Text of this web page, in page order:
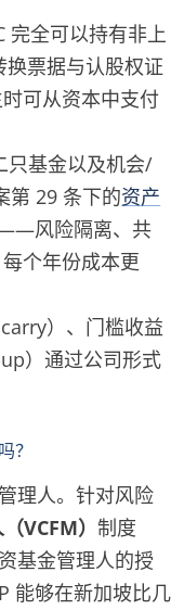
完全可以持有非上
换票据与认股权证
可从资本中支付
只基金以及机会/
第 29 条下的资产
风险隔离、共
个年份成本更
）、门槛收益
）通过公司形式
？
理人。针对风险
VCFM） 制度
基金管理人的授
能够在新加坡比几